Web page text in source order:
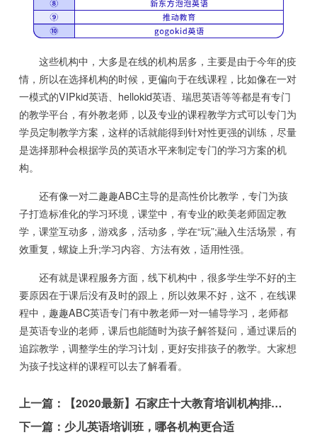
这些机构中，大多是在线的机构居多，主要是由于今年的疫
情，所以在选择机构的时候，更偏向于在线课程，比如像在一对
一模式的VIPkid英语、hellokid英语、瑞思英语等等都是有专门
的教学平台，有外教老师，以及专业的课程教学方式可以专门为
学员定制教学方案，这样的话就能得到针对性更强的训练，尽量
是选择那种会根据学员的英语水平来制定专门的学习方案的机
构。
还有像一对二趣趣ABC主导的是高性价比教学，专门为孩
子打造标准化的学习环境，课堂中，有专业的欧美老师固定教
学，课堂互动多，游戏多，活动多，学在“玩”;融入生活场景，有
效重复，螺旋上升;学习内容、方法有效，适用性强。
还有就是课程服务方面，线下机构中，很多学生学不好的主
要原因在于课后没有及时的跟上，所以效果不好，这不，在线课
程中，趣趣ABC英语专门有中教老师一对一辅导学习，老师都
是英语专业的老师，课后也能随时为孩子解答疑问，通过课后的
追踪教学，调整学生的学习计划，更好安排孩子的教学。大家想
为孩子找这样的课程可以去了解看看。
上一篇：
【2020最新】石家庄十大教育培训机构排名对比
下一篇： 少儿英语培训班，哪各机构更合适